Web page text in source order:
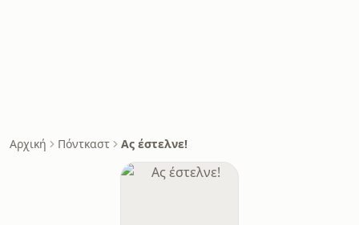
Αρχική Πόντκαστ Ας έστελνε!